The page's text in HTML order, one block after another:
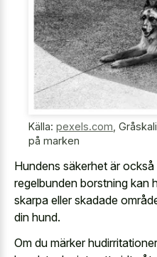
Källa: pexels.com
på marken
Hundens säkerhet är
regelbunden borstning kan
skarpa eller skadade
din hund.
Om du märker